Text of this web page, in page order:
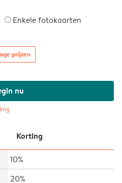
Enkele fotokaarten
prijzen
nu
Korting
10%
20%